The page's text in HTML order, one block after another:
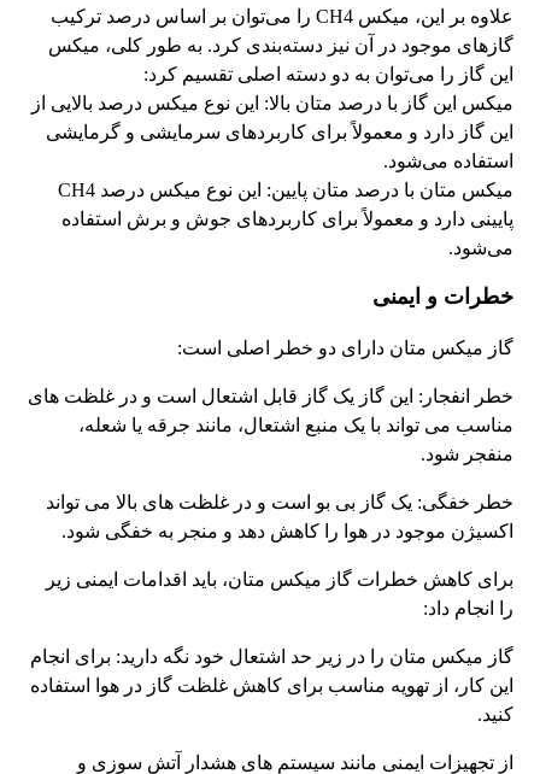
علاوه بر این، میکس CH4 را می‌توان بر اساس درصد ترکیب
گازهای موجود در آن نیز دسته‌بندی کرد. به طور کلی، میکس
این گاز را می‌توان به دو دسته اصلی تقسیم کرد:
میکس این گاز با درصد متان بالا: این نوع میکس درصد بالایی از
این گاز دارد و معمولاً برای کاربردهای سرمایشی و گرمایشی
استفاده می‌شود.
میکس متان با درصد متان پایین: این نوع میکس درصد CH4
پایینی دارد و معمولاً برای کاربردهای جوش و برش استفاده
می‌شود.
خطرات و ایمنی
گاز میکس متان دارای دو خطر اصلی است:
خطر انفجار: این گاز یک گاز قابل اشتعال است و در غلظت های
مناسب می تواند با یک منبع اشتعال، مانند جرقه یا شعله،
منفجر شود.
خطر خفگی: یک گاز بی بو است و در غلظت های بالا می تواند
اکسیژن موجود در هوا را کاهش دهد و منجر به خفگی شود.
برای کاهش خطرات گاز میکس متان، باید اقدامات ایمنی زیر
را انجام داد:
گاز میکس متان را در زیر حد اشتعال خود نگه دارید: برای انجام
این کار، از تهویه مناسب برای کاهش غلظت گاز در هوا استفاده
کنید.
از تجهیزات ایمنی مانند سیستم های هشدار آتش سوزی و